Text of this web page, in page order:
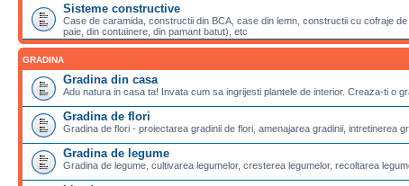
Sisteme constructive
Case de caramida, constructii din BCA, case din lemn, constructii cu cofraje
paie, din containere, din pamant batut), etc
GRADINA
Gradina din casa
Adu natura in casa ta! Invata cum sa ingrijesti plantele de interior. Creaza-ti o
Gradina de flori
Gradina de flori - proiectarea gradinii de flori, amenajarea gradinii, intretinerea
Gradina de legume
Gradina de legume, cultivarea legumelor, cresterea legumelor, recoltarea